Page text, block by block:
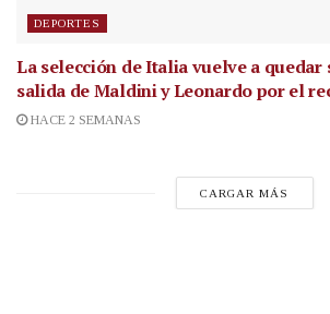
DEPORTES
La selección de Italia vuelve a
salida de Maldini y Leonardo por el
HACE 2 SEMANAS
CARGAR MÁS